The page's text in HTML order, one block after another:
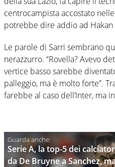
centrocampista accostato
potrebbe dire addio ad Hakan
Le parole di Sarri sembrano
nerazzurro. “Rovella? Avevo
vertice basso sarebbe
palleggio, ma è molto forte”.
farebbe al caso dell’Inter, ma
Serie A, la top-5 dei
da De Bruyne a Sanchez,